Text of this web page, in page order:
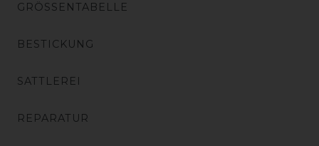
GRÖSSENTABELLE
BESTICKUNG
SATTLEREI
REPARATUR